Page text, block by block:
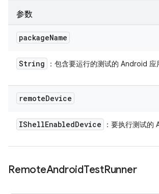
参数
packageName
String ：包含要运行的测试的 Android 应
remoteDevice
IShellEnabledDevice ：要执行测试的
RemoteAndroidTestRunner